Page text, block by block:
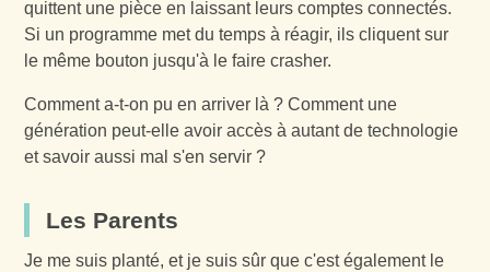
quittent une pièce en laissant leurs comptes connectés.
Si un programme met du temps à réagir, ils cliquent sur
le même bouton jusqu'à le faire crasher.
Comment a-t-on pu en arriver là ? Comment une
génération peut-elle avoir accès à autant de technologie
et savoir aussi mal s'en servir ?
Les Parents
Je me suis planté, et je suis sûr que c'est également le